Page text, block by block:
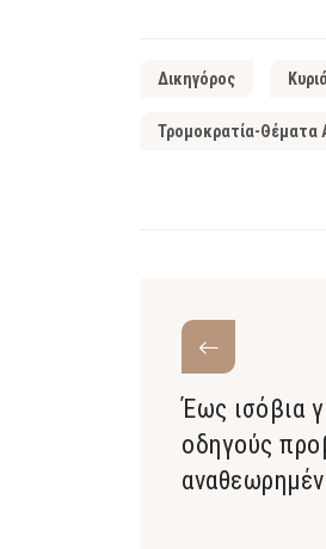
Δικηγόρος
Τρομοκρατία-Θέματα
Έως ισόβια
οδηγούς